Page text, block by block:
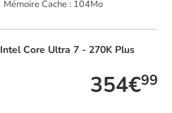
Mémoire Cache : 104Mo
IntelCore Ultra 7 - 270K Plus
354€99